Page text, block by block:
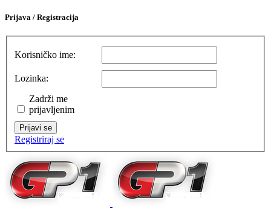
Prijava / Registracija
Korisničko ime:
Lozinka:
Zadrži me
prijavljenim
Prijavi se
Registriraj se